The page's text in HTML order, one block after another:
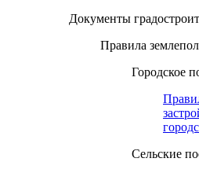
Документы
Правила
Городское
Сельские